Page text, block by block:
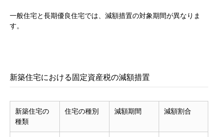
一般住宅と長期優良住宅では、減額措置の対象期間が異なりま
す。
新築住宅における固定資産税の減額措置
新築住宅の
種類
住宅の種別 減額期間 減額割合